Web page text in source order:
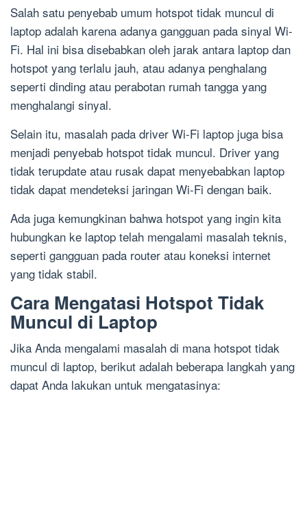
Salah satu penyebab umum hotspot tidak muncul di
laptop adalah karena adanya gangguan pada sinyal Wi-
Fi. Hal ini bisa disebabkan oleh jarak antara laptop dan
hotspot yang terlalu jauh, atau adanya penghalang
seperti dinding atau perabotan rumah tangga yang
menghalangi sinyal.
Selain itu, masalah pada driver Wi-Fi laptop juga bisa
menjadi penyebab hotspot tidak muncul. Driver yang
tidak terupdate atau rusak dapat menyebabkan laptop
tidak dapat mendeteksi jaringan Wi-Fi dengan baik.
Ada juga kemungkinan bahwa hotspot yang ingin kita
hubungkan ke laptop telah mengalami masalah teknis,
seperti gangguan pada router atau koneksi internet
yang tidak stabil.
Cara Mengatasi Hotspot Tidak
Muncul di Laptop
Jika Anda mengalami masalah di mana hotspot tidak
muncul di laptop, berikut adalah beberapa langkah yang
dapat Anda lakukan untuk mengatasinya: